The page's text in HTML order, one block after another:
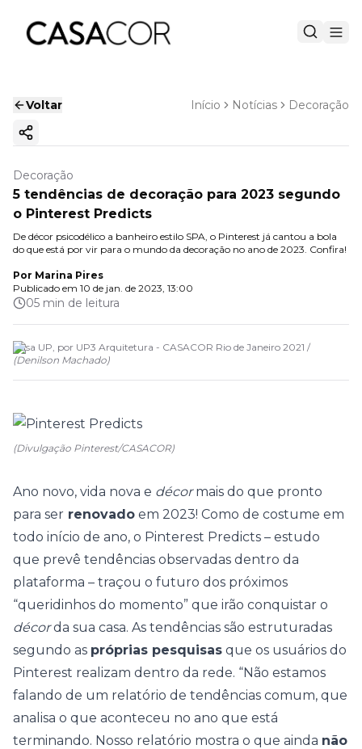
Voltar Início Notícias Decoração
Copiar link
Decoração
5 tendências de decoração para 2023 segundo
o Pinterest Predicts
De décor psicodélico a banheiro estilo SPA, o Pinterest já cantou a bola
do que está por vir para o mundo da decoração no ano de 2023. Confira!
Por Marina Pires
Publicado em 10 de jan. de 2023, 13:00
05 min de leitura
Casa UP, por UP3 Arquitetura - CASACOR Rio de Janeiro 2021 /
(Denilson Machado)
(Divulgação Pinterest/CASACOR)
Ano novo, vida nova e décormais do que pronto
para ser renovado em 2023! Como de costume em
todo início de ano, o Pinterest Predicts – estudo
que prevê tendências observadas dentro da
plataforma – traçou o futuro dos próximos
“queridinhos do momento” que irão conquistar o
décorda sua casa. As tendências são estruturadas
segundo as próprias pesquisas que os usuários do
Pinterest realizam dentro da rede. “Não estamos
falando de um relatório de tendências comum, que
analisa o que aconteceu no ano que está
terminando. Nosso relatório mostra o que ainda não